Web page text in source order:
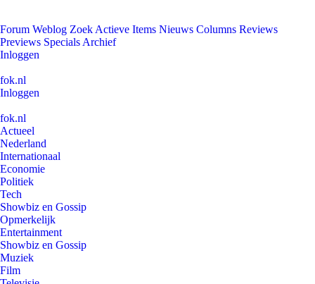
Forum Weblog Zoek Actieve Items Nieuws Columns Reviews
Previews Specials Archief
Inloggen
fok.nl
Inloggen
fok.nl
Actueel
Nederland
Internationaal
Economie
Politiek
Tech
Showbiz en Gossip
Opmerkelijk
Entertainment
Showbiz en Gossip
Muziek
Film